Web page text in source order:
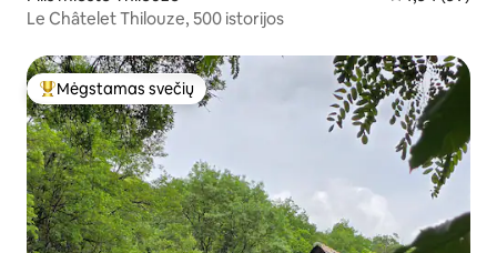
Le Châtelet Thilouze, 500 istorijos
Svečių mėgstamiausias
Mėgstamas svečių